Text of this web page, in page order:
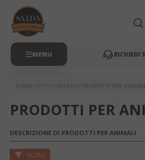
RICHIEDI
PRODOTTI PER
DESCRIZIONE DI PRODOTTI PER ANIMALI
FILTRA